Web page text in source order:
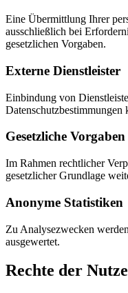
Eine Übermittlung Ihrer
ausschließlich bei
gesetzlichen Vorgaben.
Externe Dienstleister
Einbindung von
Datenschutzbestimmungen
Gesetzliche Vorgaben
Im Rahmen rechtlicher
gesetzlicher Grundlage
Anonyme Statistiken
Zu Analysezwecken
ausgewertet.
Rechte der